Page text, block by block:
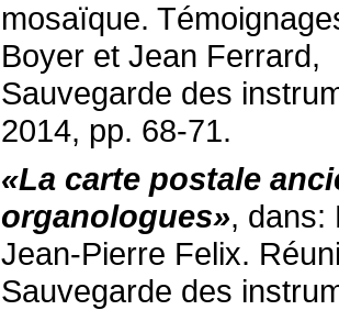
mosaïque.
Boyer et Jean Ferrard,
Sauvegarde des
2014, pp. 68-71.
«La carte postale
organologues», dans:
Jean-Pierre Felix.
Sauvegarde des